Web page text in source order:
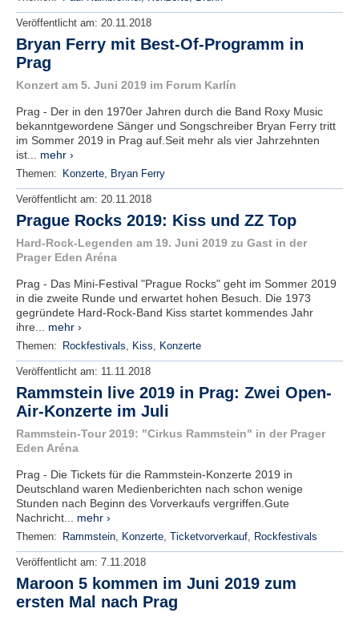
Veröffentlicht am: 20.11.2018
Bryan Ferry mit Best-Of-Programm in
Prag
Konzert am 5. Juni 2019 im Forum Karlín
Prag - Der in den 1970er Jahren durch die Band Roxy Music
bekanntgewordene Sänger und Songschreiber Bryan Ferry tritt
im Sommer 2019 in Prag auf.Seit mehr als vier Jahrzehnten
ist... mehr ›
Themen: Konzerte, Bryan Ferry
Veröffentlicht am: 20.11.2018
Prague Rocks 2019: Kiss und ZZ Top
Hard-Rock-Legenden am 19. Juni 2019 zu Gast in der
Prager Eden Aréna
Prag - Das Mini-Festival "Prague Rocks" geht im Sommer 2019
in die zweite Runde und erwartet hohen Besuch. Die 1973
gegründete Hard-Rock-Band Kiss startet kommendes Jahr
ihre... mehr ›
Themen: Rockfestivals, Kiss, Konzerte
Veröffentlicht am: 11.11.2018
Rammstein live 2019 in Prag: Zwei Open-
Air-Konzerte im Juli
Rammstein-Tour 2019: "Cirkus Rammstein" in der Prager
Eden Aréna
Prag - Die Tickets für die Rammstein-Konzerte 2019 in
Deutschland waren Medienberichten nach schon wenige
Stunden nach Beginn des Vorverkaufs vergriffen.Gute
Nachricht... mehr ›
Themen: Rammstein, Konzerte, Ticketvorverkauf, Rockfestivals
Veröffentlicht am: 7.11.2018
Maroon 5 kommen im Juni 2019 zum
ersten Mal nach Prag